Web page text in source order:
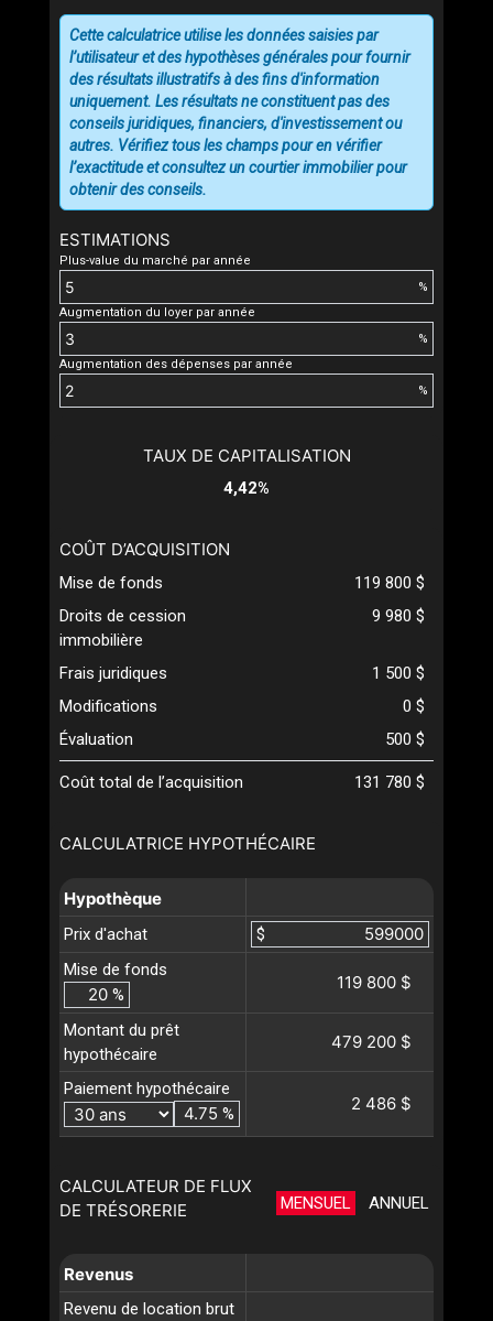
ESTIMATIONS
Plus-value du marché par année
%
Augmentation du loyer par année
%
Augmentation des dépenses par année
%
Cette calculatrice utilise les données saisies par
l’utilisateur et des hypothèses générales pour fournir
des résultats illustratifs à des fins d'information
uniquement. Les résultats ne constituent pas des
conseils juridiques, financiers, d'investissement ou
autres. Vérifiez tous les champs pour en vérifier
l’exactitude et consultez un courtier immobilier pour
obtenir des conseils.
CALCULATRICE HYPOTHÉCAIRE
Hypothèque
Prix d'achat
$
Mise de fonds
%
119 800 $
Montant du prêt
hypothécaire
479 200 $
Paiement hypothécaire
%
2 486 $
CALCULATEUR DE FLUX
DE TRÉSORERIE
MENSUEL ANNUEL
Revenus
Revenu de location brut
TAUX DE CAPITALISATION
4,42%
COÛT D’ACQUISITION
Mise de fonds
119 800 $
Droits de cession
immobilière
9 980 $
Frais juridiques
1 500 $
Modifications
0 $
Évaluation
500 $
Coût total de l’acquisition 131 780 $